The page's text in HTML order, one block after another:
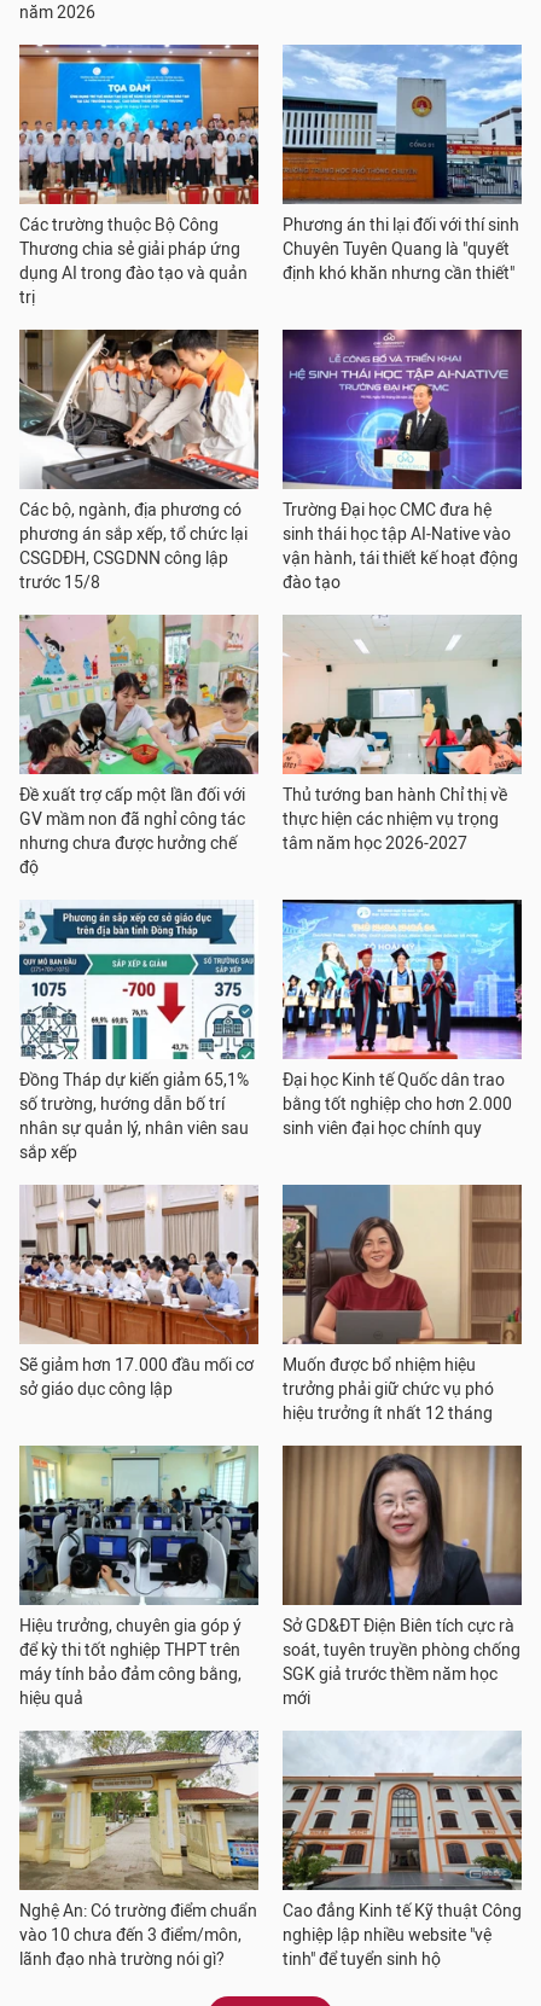
năm 2026
Các trường thuộc Bộ Công
Thương chia sẻ giải pháp ứng
dụng AI trong đào tạo và quản
trị
Phương án thi lại đối với thí sinh
Chuyên Tuyên Quang là "quyết
định khó khăn nhưng cần thiết"
Các bộ, ngành, địa phương có
phương án sắp xếp, tổ chức lại
CSGDĐH, CSGDNN công lập
trước 15/8
Trường Đại học CMC đưa hệ
sinh thái học tập AI-Native vào
vận hành, tái thiết kế hoạt động
đào tạo
Đề xuất trợ cấp một lần đối với
GV mầm non đã nghỉ công tác
nhưng chưa được hưởng chế
độ
Thủ tướng ban hành Chỉ thị về
thực hiện các nhiệm vụ trọng
tâm năm học 2026-2027
Đồng Tháp dự kiến giảm 65,1%
số trường, hướng dẫn bố trí
nhân sự quản lý, nhân viên sau
sắp xếp
Đại học Kinh tế Quốc dân trao
bằng tốt nghiệp cho hơn 2.000
sinh viên đại học chính quy
Sẽ giảm hơn 17.000 đầu mối cơ
sở giáo dục công lập
Muốn được bổ nhiệm hiệu
trưởng phải giữ chức vụ phó
hiệu trưởng ít nhất 12 tháng
Hiệu trưởng, chuyên gia góp ý
để kỳ thi tốt nghiệp THPT trên
máy tính bảo đảm công bằng,
hiệu quả
Sở GD&ĐT Điện Biên tích cực rà
soát, tuyên truyền phòng chống
SGK giả trước thềm năm học
mới
Nghệ An: Có trường điểm chuẩn
vào 10 chưa đến 3 điểm/môn,
lãnh đạo nhà trường nói gì?
Cao đẳng Kinh tế Kỹ thuật Công
nghiệp lập nhiều website "vệ
tinh" để tuyển sinh hộ